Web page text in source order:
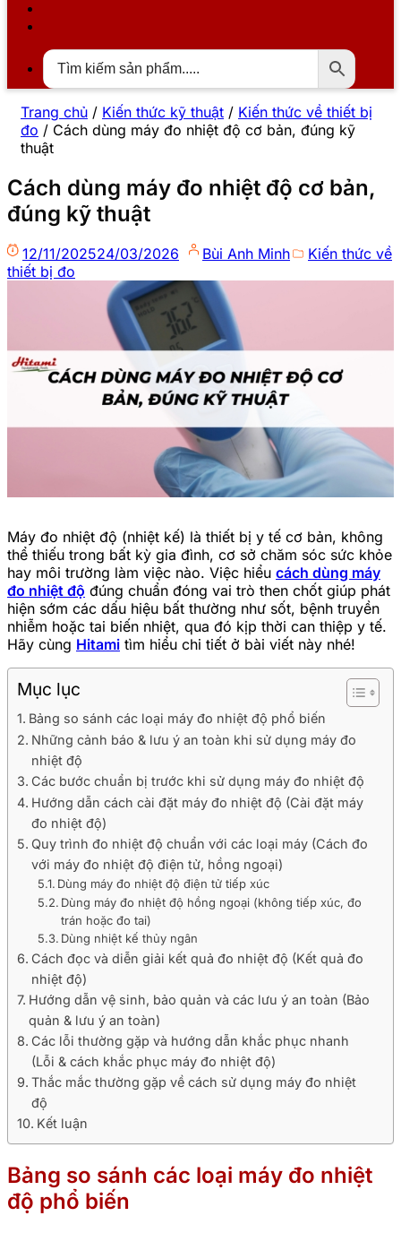
Trang chủ / Kiến thức kỹ thuật / Kiến thức về thiết bị
đo / Cách dùng máy đo nhiệt độ cơ bản, đúng kỹ
thuật
Cách dùng máy đo nhiệt độ cơ bản,
đúng kỹ thuật
12/11/202524/03/2026 Bùi Anh Minh
Kiến thức về
thiết bị đo
Máy đo nhiệt độ (nhiệt kế) là thiết bị y tế cơ bản, không
thể thiếu trong bất kỳ gia đình, cơ sở chăm sóc sức khỏe
hay môi trường làm việc nào. Việc hiểu cách dùng máy
đo nhiệt độ đúng chuẩn đóng vai trò then chốt giúp phát
hiện sớm các dấu hiệu bất thường như sốt, bệnh truyền
nhiễm hoặc tai biến nhiệt, qua đó kịp thời can thiệp y tế.
Hãy cùng Hitami tìm hiểu chi tiết ở bài viết này nhé!
Mục lục
Bảng so sánh các loại máy đo nhiệt độ phổ biến
Những cảnh báo & lưu ý an toàn khi sử dụng máy đo
nhiệt độ
Các bước chuẩn bị trước khi sử dụng máy đo nhiệt độ
Hướng dẫn cách cài đặt máy đo nhiệt độ (Cài đặt máy
đo nhiệt độ)
Quy trình đo nhiệt độ chuẩn với các loại máy (Cách đo
với máy đo nhiệt độ điện tử, hồng ngoại)
Dùng máy đo nhiệt độ điện tử tiếp xúc
Dùng máy đo nhiệt độ hồng ngoại (không tiếp xúc, đo
trán hoặc đo tai)
Dùng nhiệt kế thủy ngân
Cách đọc và diễn giải kết quả đo nhiệt độ (Kết quả đo
nhiệt độ)
Hướng dẫn vệ sinh, bảo quản và các lưu ý an toàn (Bảo
quản & lưu ý an toàn)
Các lỗi thường gặp và hướng dẫn khắc phục nhanh
(Lỗi & cách khắc phục máy đo nhiệt độ)
Thắc mắc thường gặp về cách sử dụng máy đo nhiệt
độ
Kết luận
Bảng so sánh các loại máy đo nhiệt
độ phổ biến